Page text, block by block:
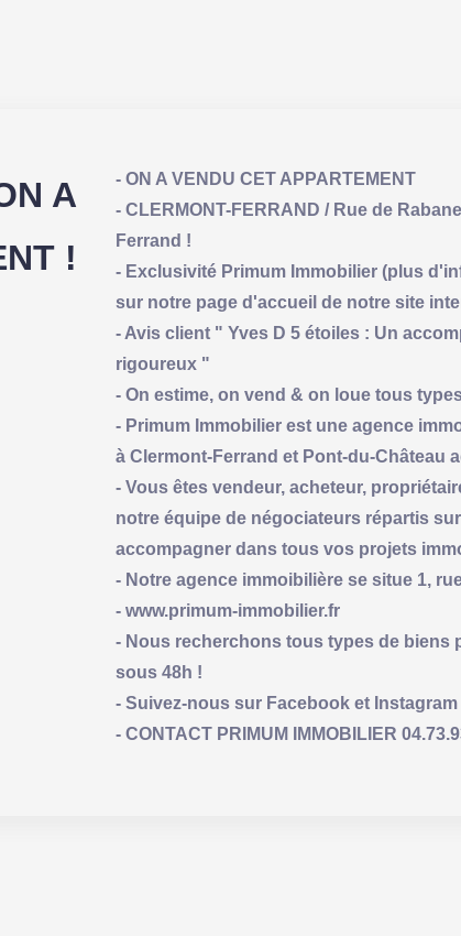
A
!
- ON A VENDU CET APPARTEMENT
- CLERMONT-FERRAND / Rue de
Ferrand !
- Exclusivité Primum Immobilier (plus
sur notre page d'accueil de notre site
- Avis client " Yves D 5 étoiles : Un
rigoureux "
- On estime, on vend & on loue tous
- Primum Immobilier est une agence
à Clermont-Ferrand et Pont-du-Château
- Vous êtes vendeur, acheteur,
notre équipe de négociateurs répartis
accompagner dans tous vos projets
- Notre agence immoibilière se situe 1,
- www.primum-immobilier.fr
- Nous recherchons tous types de biens
sous 48h !
- Suivez-nous sur Facebook et Instagram
- CONTACT PRIMUM IMMOBILIER